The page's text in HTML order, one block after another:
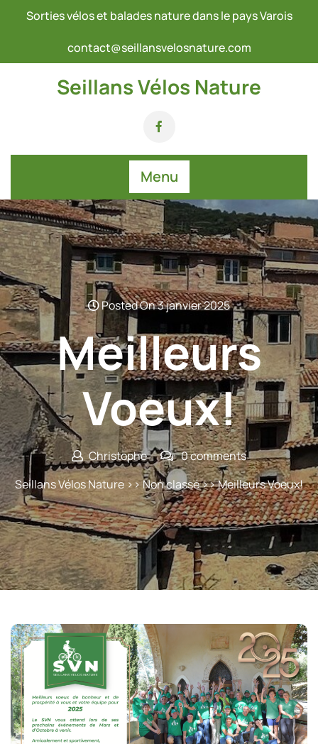
Sorties vélos et balades nature dans le pays Varois
contact@seillansvelosnature.com
Seillans Vélos Nature
Menu
Posted On 3 janvier 2025
Meilleurs
Voeux!
Christophe
0 comments
Seillans Vélos Nature >>Non classé>> Meilleurs Voeux!